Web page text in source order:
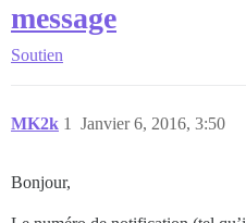
message
Soutien
MK2k Janvier 6, 2016, 3:50
1
Bonjour,